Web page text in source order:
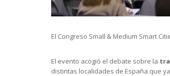
El Congreso Small & Medium Smart
El evento acogió el debate sobre la
distintas localidades de España que